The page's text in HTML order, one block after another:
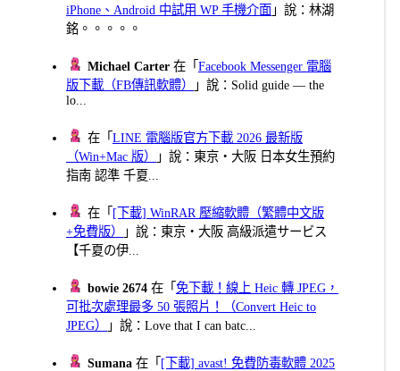
iPhone、Android 中試用 WP 手機介面 」說：林湖
銘。。。。。
Michael Carter 在「Facebook Messenger 電腦
版下載（FB傳訊軟體）
」說：Solid guide — the
lo...
在「LINE 電腦版官方下載 2026 最新版
（Win+Mac 版）
」說：東京・大阪 日本女生預約
指南 認準 千夏...
在「 [下載] WinRAR 壓縮軟體（繁體中文版
+免費版）
」說：東京・大阪 高級派遣サービス
【千夏の伊...
bowie 2674 在「免下載！線上 Heic 轉 JPEG，
可批次處理最多 50 張照片！（Convert Heic to
JPEG）
」說：Love that I can batc...
Sumana 在「 [下載] avast! 免費防毒軟體 2025